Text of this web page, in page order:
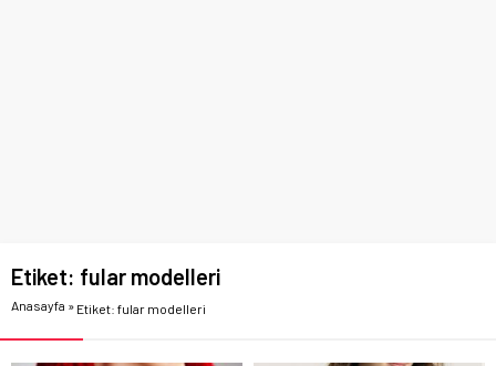
Etiket: fular modelleri
Anasayfa » Etiket: fular modelleri